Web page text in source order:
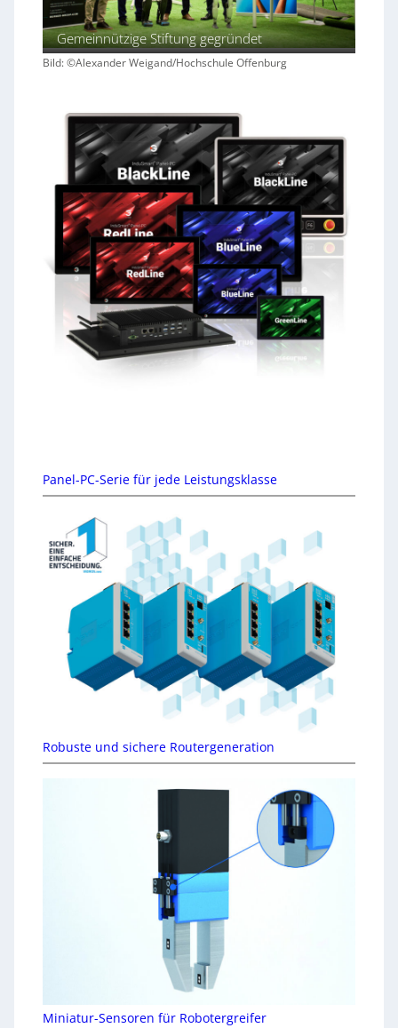
Gemeinnützige Stiftung gegründet
Bild: ©Alexander Weigand/Hochschule Offenburg
Panel-PC-Serie für jede Leistungsklasse
Robuste und sichere Routergeneration
Miniatur-Sensoren für Robotergreifer